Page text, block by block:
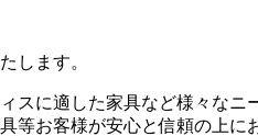
します。
に適した家具など様々な
お客様が安心と信頼の上